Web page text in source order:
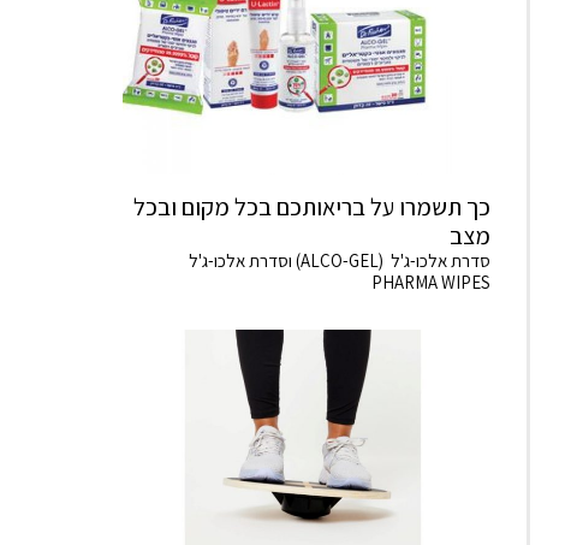
כך תשמרו על בריאותכם בכל מקום ובכל
מצב
סדרת אלכו-ג'ל (ALCO-GEL) וסדרת אלכו-ג'ל
PHARMA WIPES